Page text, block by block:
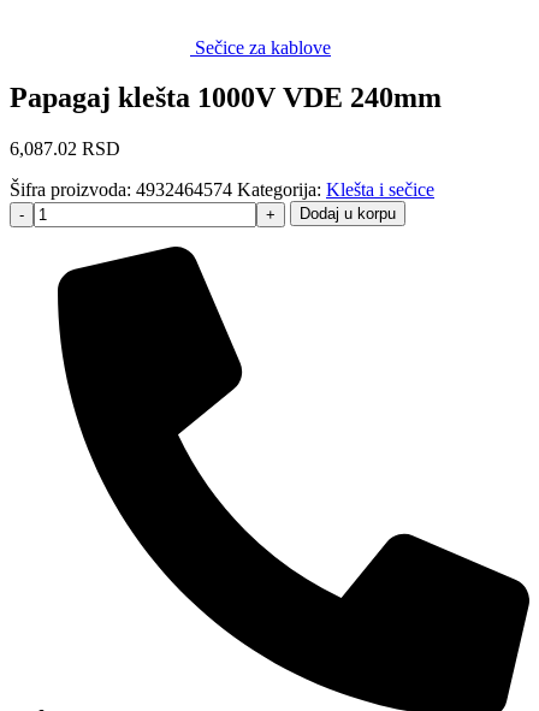
Sečice za kablove
Papagaj klešta 1000V VDE 240mm
6,087.02 RSD
Šifra proizvoda: 4932464574 Kategorija: Klešta i sečice
- + Dodaj u korpu